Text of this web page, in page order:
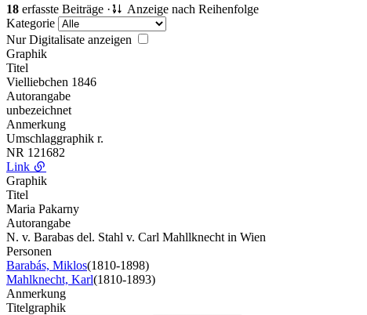
18 erfasste Beiträge ·
Anzeige nach Reihenfolge
Kategorie
Nur Digitalisate anzeigen
Graphik
Titel
Vielliebchen 1846
Autorangabe
unbezeichnet
Anmerkung
Umschlaggraphik r.
NR 121682
Link
Graphik
Titel
Maria Pakarny
Autorangabe
N. v. Barabas del. Stahl v. Carl Mahllknecht in Wien
Personen
Barabás, Miklos(1810-1898)
Mahlknecht, Karl(1810-1893)
Anmerkung
Titelgraphik